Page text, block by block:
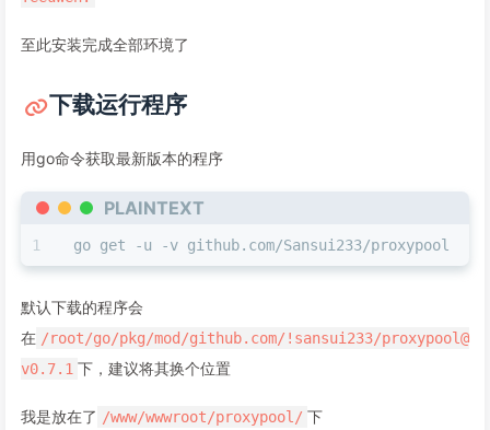
至此安装完成全部环境了
下载运行程序
用go命令获取最新版本的程序
PLAINTEXT
go get -u -v github.com/Sansui233/proxypool
默认下载的程序会
在 /root/go/pkg/mod/github.com/!sansui233/proxypool@
v0.7.1 下，建议将其换个位置
我是放在了 /www/wwwroot/proxypool/ 下